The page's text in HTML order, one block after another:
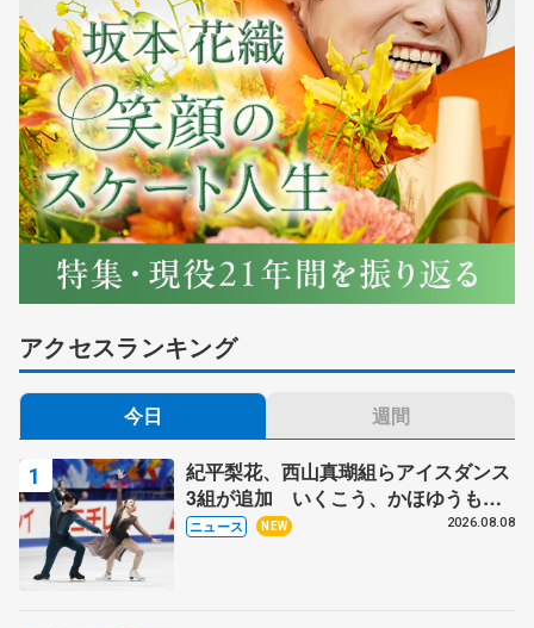
アクセスランキング
今日 週間
紀平梨花、西山真瑚組らアイスダンス
3組が追加 いくこう、かほゆうも、
木下グループ杯
ニュース NEW 2026.08.08